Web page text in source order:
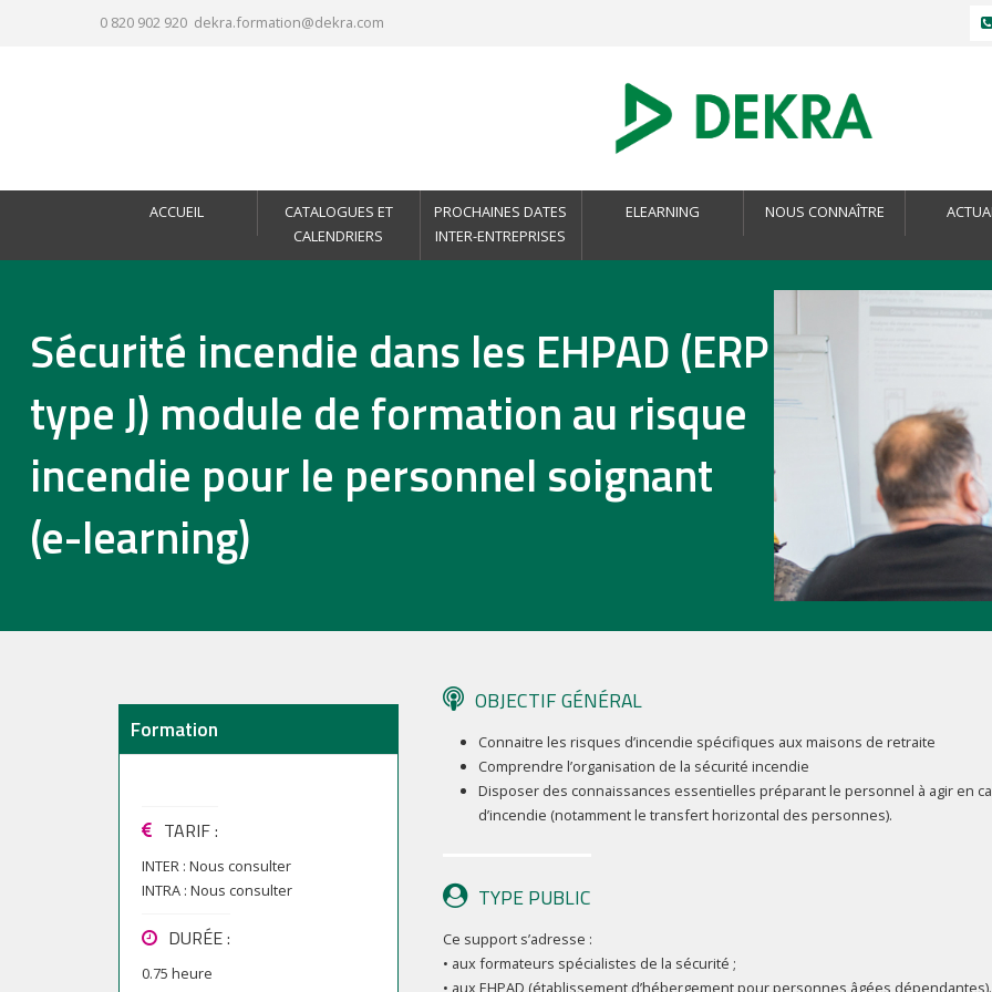
0 820 902 920 dekra.formation@dekra.com
ACCUEIL
CATALOGUES ET
CALENDRIERS
PROCHAINES DATES
INTER-ENTREPRISES
ELEARNING NOUS CONNAÎTRE
Sécurité incendie dans les EHPAD (ERP
type J) module de formation au risque
incendie pour le personnel soignant
(e-learning)
Formation
TARIF:
INTER : Nous consulter
INTRA : Nous consulter
DURÉE :
0.75 heure
OBJECTIF GÉNÉRAL
Connaitre les risques d’incendie spécifiques aux maisons de retraite
Comprendre l’organisation de la sécurité incendie
Disposer des connaissances essentielles préparant le personnel à agir en
d’incendie (notamment le transfert horizontal des personnes).
TYPE PUBLIC
Ce support s’adresse :
• aux formateurs spécialistes de la sécurité ;
• aux EHPAD (établissement d’hébergement pour personnes âgées dépendantes).